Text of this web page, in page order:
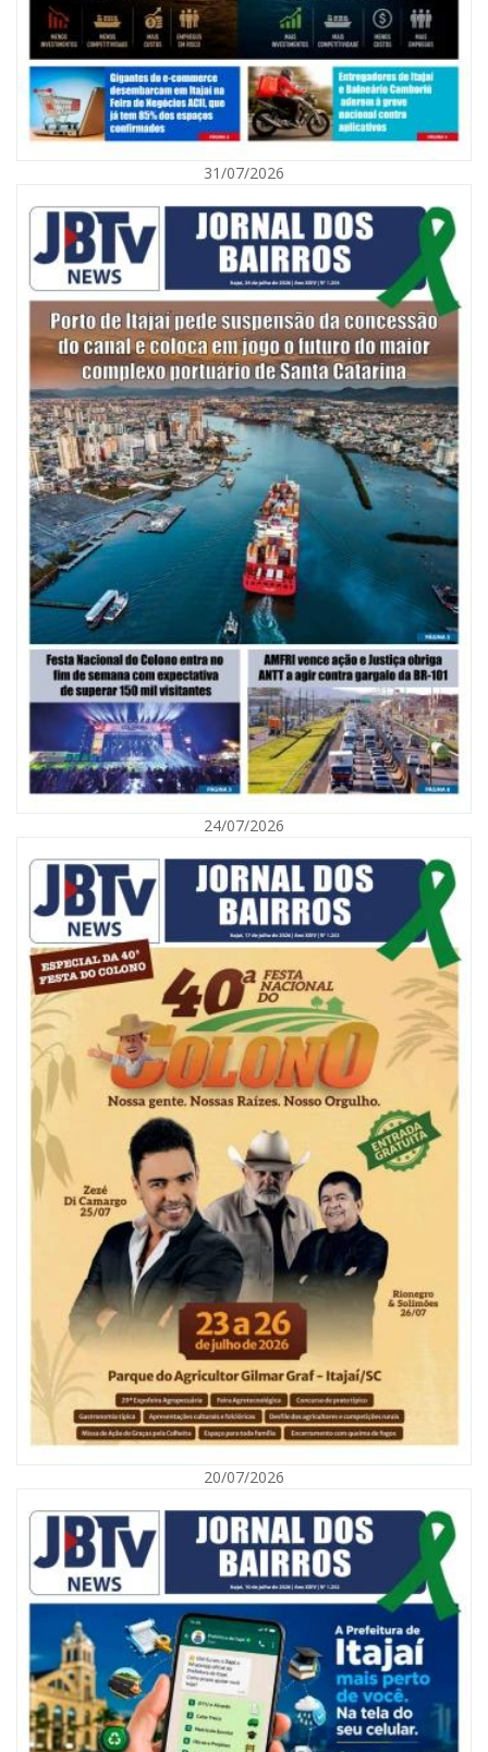
Itajaí avança na implantação do Método Wolbachia para o combate à
ITAPEMA
05/08/2026 | 07:00
Viva Praia terá edição especial de Dia dos Pais com atrações para toda a
NAVEGANTES
05/08/2026 | 07:00
Refis 2026 oferece opções de pagamentos com descontos
BALNEÁRIO CAMBORIÚ
31/07/2026
24/07/2026
20/07/2026